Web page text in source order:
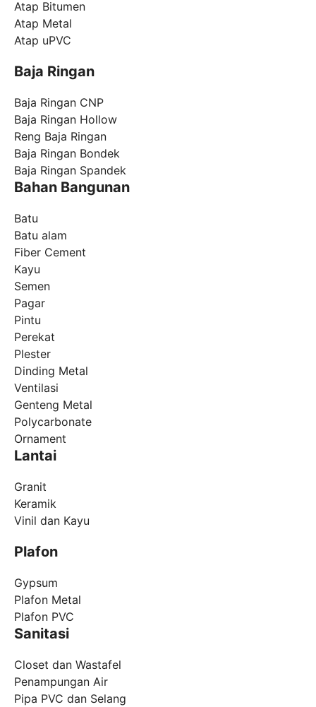
Atap Bitumen
Atap Metal
Atap uPVC
Baja Ringan
Baja Ringan CNP
Baja Ringan Hollow
Reng Baja Ringan
Baja Ringan Bondek
Baja Ringan Spandek
Bahan Bangunan
Batu
Batu alam
Fiber Cement
Kayu
Semen
Pagar
Pintu
Perekat
Plester
Dinding Metal
Ventilasi
Genteng Metal
Polycarbonate
Ornament
Lantai
Granit
Keramik
Vinil dan Kayu
Plafon
Gypsum
Plafon Metal
Plafon PVC
Sanitasi
Closet dan Wastafel
Penampungan Air
Pipa PVC dan Selang